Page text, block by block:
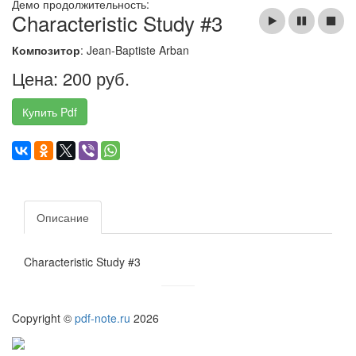
Демо продолжительность:
Characteristic Study #3
Композитор: Jean-Baptiste Arban
Цена: 200 руб.
Купить Pdf
Описание
Characteristic Study #3
Copyright © pdf-note.ru 2026